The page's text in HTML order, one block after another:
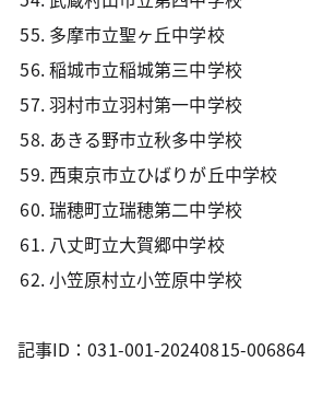
多摩市立聖ヶ丘中学校
稲城市立稲城第三中学校
羽村市立羽村第一中学校
あきる野市立秋多中学校
西東京市立ひばりが丘中学校
瑞穂町立瑞穂第二中学校
八丈町立大賀郷中学校
小笠原村立小笠原中学校
記事ID：031-001-20240815-006864